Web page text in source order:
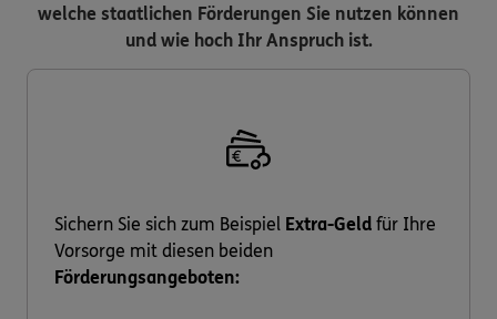
welche staatlichen Förderungen Sie nutzen können
und wie hoch Ihr Anspruch ist.
Sichern Sie sich zum Beispiel Extra-Geld für Ihre
Vorsorge mit diesen beiden
Förderungsangeboten: